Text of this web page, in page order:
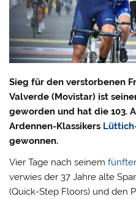
Sieg für den verstorbenen
Valverde (Movistar) ist
geworden und hat die 103.
Ardennen-Klassikers
gewonnen.
Vier Tage nach seinem
verwies der 37 Jahre alte
(Quick-Step Floors) und den